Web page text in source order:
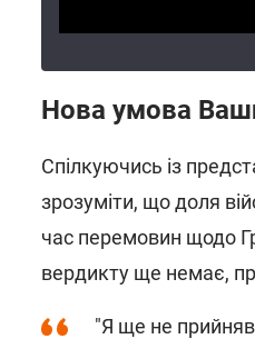
Нова умова
Спілкуючись із
зрозуміти, що доля
час перемовин щодо
вердикту ще немає,
"Я ще не